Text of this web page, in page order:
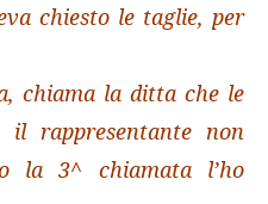
chiesto le taglie, per
chiama la ditta che le
rappresentante non
la 3^ chiamata l’ho